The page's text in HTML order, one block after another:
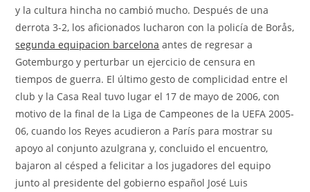
y la cultura hincha no cambió mucho. Después de una
derrota 3-2, los aficionados lucharon con la policía de Borås,
segunda equipacion barcelona antes de regresar a
Gotemburgo y perturbar un ejercicio de censura en
tiempos de guerra. El último gesto de complicidad entre el
club y la Casa Real tuvo lugar el 17 de mayo de 2006, con
motivo de la final de la Liga de Campeones de la UEFA 2005-
06, cuando los Reyes acudieron a París para mostrar su
apoyo al conjunto azulgrana y, concluido el encuentro,
bajaron al césped a felicitar a los jugadores del equipo
junto al presidente del gobierno español José Luis